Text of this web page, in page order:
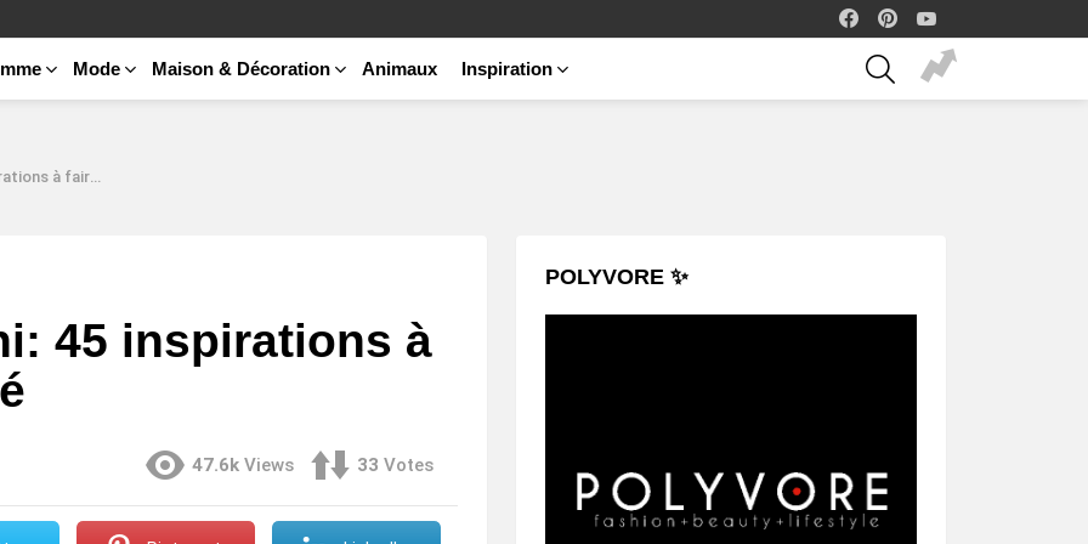
facebook
Mode Maison & Décoration Animaux Inspiration
SEARCH
vibrer en été
45 inspirations à
47.6k Views 33 Votes
POLYVORE ✨